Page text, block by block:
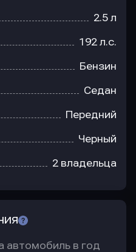
2.5 л
192 л.с.
Бензин
Седан
Передний
Черный
2 владельца
автомобиль в год